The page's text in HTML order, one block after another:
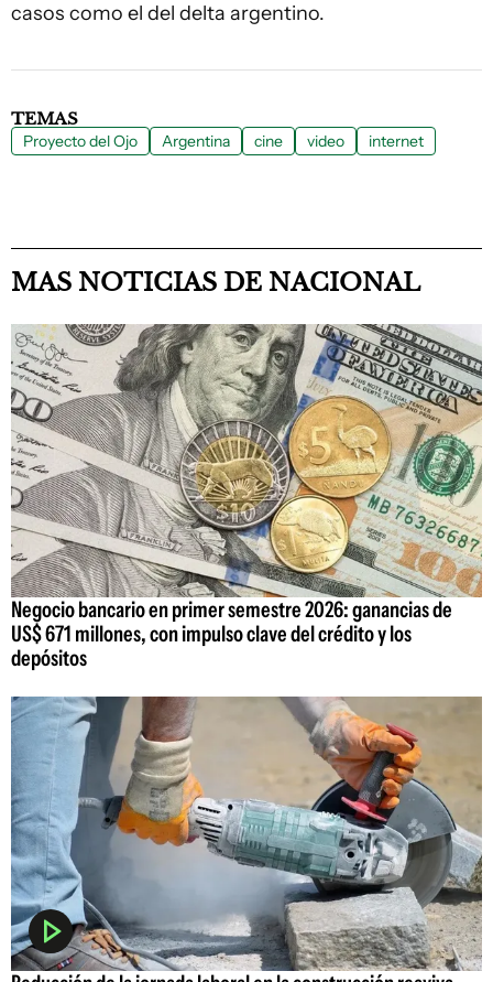
casos como el del delta argentino.
TEMAS
Proyecto del Ojo Argentina cine video internet
MAS NOTICIAS DE NACIONAL
Negocio bancario en primer semestre 2026: ganancias de
US$ 671 millones, con impulso clave del crédito y los
depósitos